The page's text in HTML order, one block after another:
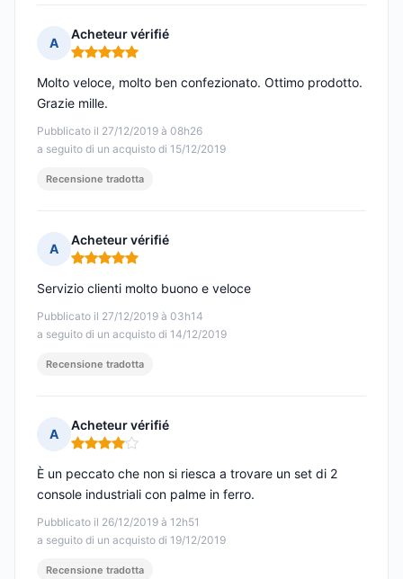
A
Acheteur vérifié
Nota: 5 su 5
Pubblicato il 27/12/2019 à 08h26
a seguito di un acquisto di 15/12/2019
Molto veloce, molto ben confezionato. Ottimo prodotto.
Grazie mille.
Recensione tradotta
A
Acheteur vérifié
Nota: 5 su 5
Pubblicato il 27/12/2019 à 03h14
a seguito di un acquisto di 14/12/2019
Servizio clienti molto buono e veloce
Recensione tradotta
A
Acheteur vérifié
Nota: 4 su 5
Pubblicato il 26/12/2019 à 12h51
a seguito di un acquisto di 19/12/2019
È un peccato che non si riesca a trovare un set di 2
console industriali con palme in ferro.
Recensione tradotta